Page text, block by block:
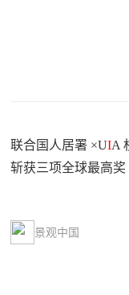
联合国人居署 ×UIA
斩获三项全球最高奖
景观中国